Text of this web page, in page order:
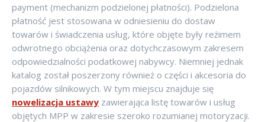
payment (mechanizm podzielonej płatności). Podzielona
płatność jest stosowana w odniesieniu do dostaw
towarów i świadczenia usług, które objęte były reżimem
odwrotnego obciążenia oraz dotychczasowym zakresem
odpowiedzialności podatkowej nabywcy. Niemniej jednak
katalog został poszerzony również o części i akcesoria do
pojazdów silnikowych. W tym miejscu znajduje się
nowelizacja ustawy zawierająca listę towarów i usług
objętych MPP w zakresie szeroko rozumianej motoryzacji.